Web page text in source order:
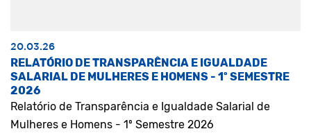
20.03.26
RELATÓRIO DE TRANSPARÊNCIA E IGUALDADE
SALARIAL DE MULHERES E HOMENS - 1º SEMESTRE
2026
Relatório de Transparência e Igualdade Salarial de
Mulheres e Homens - 1º Semestre 2026